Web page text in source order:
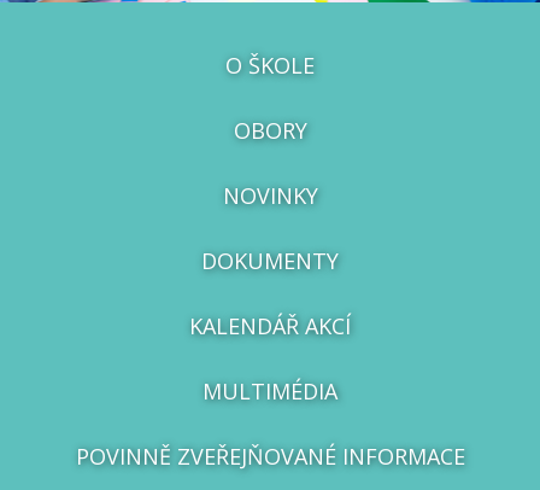
O ŠKOLE
OBORY
NOVINKY
DOKUMENTY
KALENDÁŘ AKCÍ
MULTIMÉDIA
POVINNĚ ZVEŘEJŇOVANÉ INFORMACE